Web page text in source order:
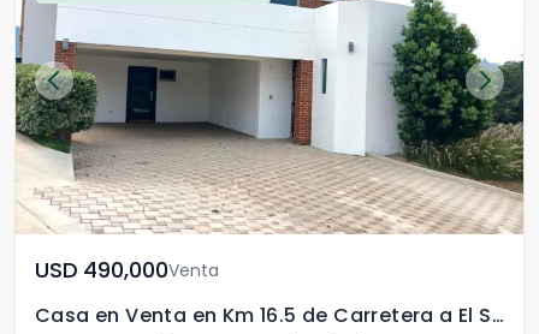
USD	490,000Venta
Casa en Venta en Km 16.5 de Carretera a El Salvador